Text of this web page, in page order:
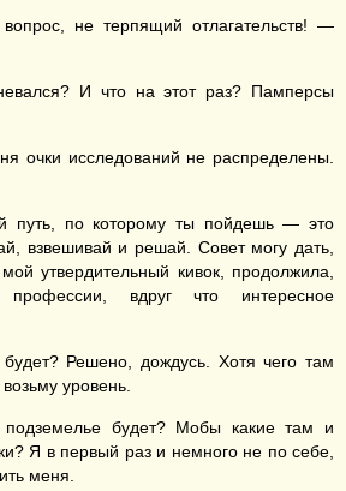
не терпящий отлагательств! —
И что на этот раз? Памперсы
очки исследований не распределены.
путь, по которому ты пойдешь — это
взвешивай и решай. Совет могу дать,
утвердительный кивок, продолжила,
вдруг что интересное
Решено, дождусь. Хотя чего там
уровень.
будет? Мобы какие там и
Я в первый раз и немного не по себе,
меня.